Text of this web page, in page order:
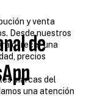
de
y venta
Desde nuestros
ofrecer una
precios
marcas del
una atención